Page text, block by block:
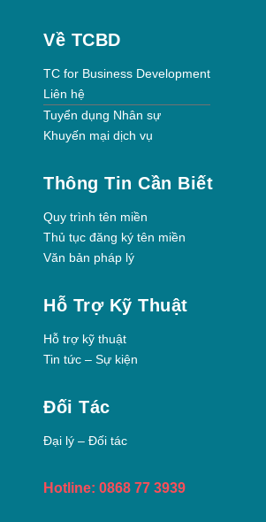
Về TCBD
TC for Business Development
Liên hệ
Tuyển dụng Nhân sự
Khuyến mại dịch vụ
Thông Tin Cần Biết
Quy trình tên miền
Thủ tục đăng ký tên miền
Văn bản pháp lý
Hỗ Trợ Kỹ Thuật
Hỗ trợ kỹ thuật
Tin tức – Sự kiện
Đối Tác
Đại lý – Đối tác
Hotline: 0868 77 3939